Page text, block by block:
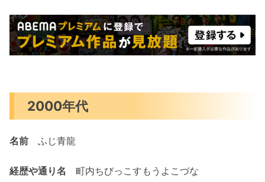
2000年代
名前 ふじ青龍
経歴や通り名 町内ちびっこすもうよこづな